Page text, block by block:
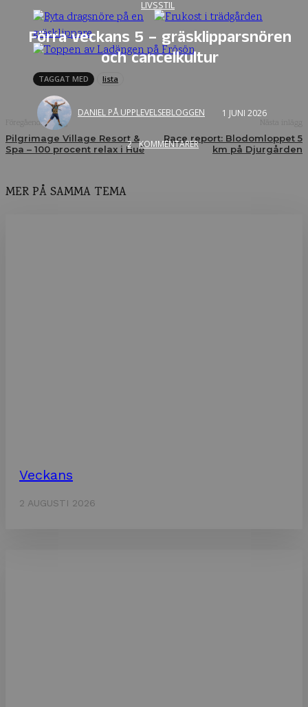
LIVSSTIL
Förra veckans 5 – gräsklipparsnören
och cancelkultur
DANIEL PÅ UPPLEVELSEBLOGGEN 1 JUNI 2026
2 KOMMENTARER
TAGGAT MED lista
Föregående inlägg
Pilgrimage Village Resort &
Spa – 100 procent relax i Huế
Race report: Blodomloppet 5
km på Djurgården
MER PÅ SAMMA TEMA
Veckans
2 AUGUSTI 2026